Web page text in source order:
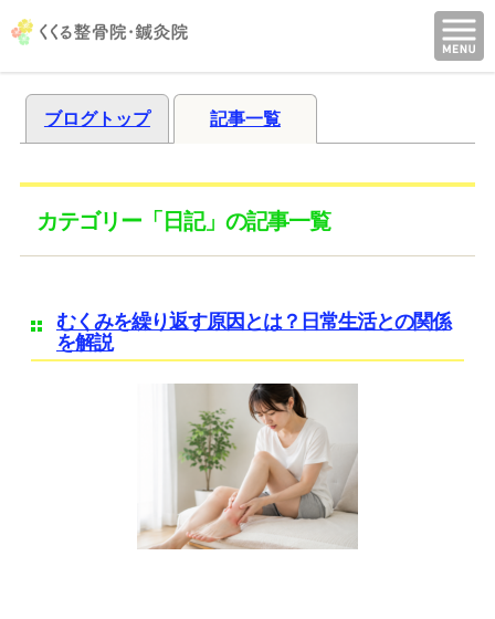
ブログトップ 記事一覧
カテゴリー「日記」の記事一覧
むくみを繰り返す原因とは？日常生活との関係
を解説